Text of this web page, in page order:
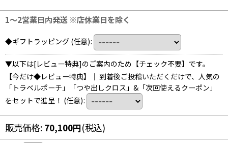
1〜2営業日内発送 ※店休業日を除く
◆ギフトラッピング (任意):
▼以下は[レビュー特典]のご案内のため【チェック不要】です。
【今だけ◆レビュー特典】｜ 到着後ご投稿いただくだけで、人気の
「トラベルポーチ」「つや出しクロス」&「次回使えるクーポン」
をセットで進呈！ (任意):
販売価格: 70,100円(税込)